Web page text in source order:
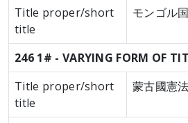
Title proper/short
title
モンゴル
246 1# - VARYING FORM OF
Title proper/short
title
蒙古國憲法